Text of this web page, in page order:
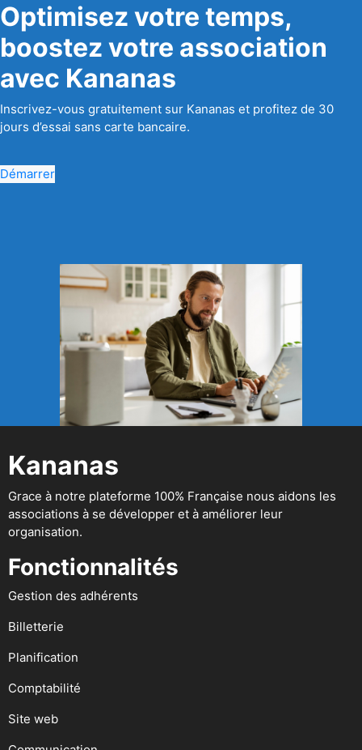
Optimisez votre temps,
boostez votre association
avec Kananas
Inscrivez-vous gratuitement sur Kananas et profitez de 30
jours d’essai sans carte bancaire.
Démarrer
Kananas
Grace à notre plateforme 100% Française nous aidons les
associations à se développer et à améliorer leur
organisation.
Fonctionnalités
Gestion des adhérents
Billetterie
Planification
Comptabilité
Site web